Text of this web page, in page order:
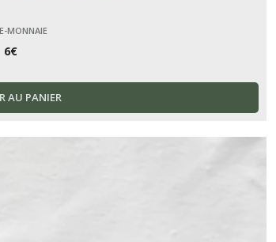
MONNAIE
6€
AU PANIER